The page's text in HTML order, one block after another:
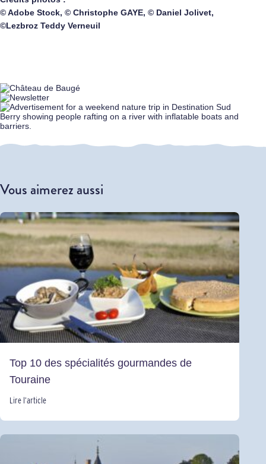
© Adobe Stock, © Christophe GAYE, © Daniel Jolivet,
©Lezbroz Teddy Verneuil
Vous aimerez aussi
Top 10 des spécialités gourmandes de
Touraine
Lire l’article